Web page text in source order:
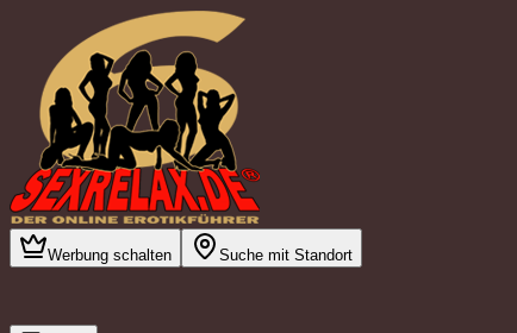
Werbung schalten Suche mit Standort